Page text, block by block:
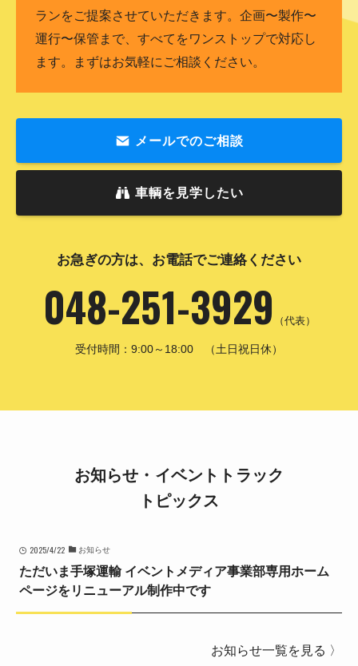
ランをご提案させていただきます。企画〜製作〜
運行〜保管まで、すべてをワンストップで対応し
ます。まずはお気軽にご相談ください。
メールでのご相談
車輌を見学したい
お急ぎの方は、お電話でご連絡ください
048-251-3929 （代表）
受付時間：9:00～18:00 （土日祝日休）
お知らせ・イベントトラック
トピックス
2025/4/22 お知らせ
ただいま手塚運輸 イベントメディア事業部専用ホーム
ページをリニューアル制作中です
お知らせ一覧を見る 〉